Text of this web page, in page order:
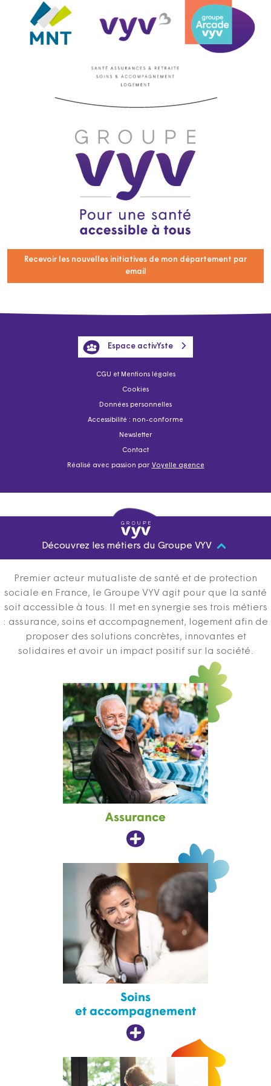
Recevoir les nouvelles initiatives de mon département par
email
CGU et Mentions légales
Cookies
Données personnelles
Accessibilité : non-conforme
Newsletter
Contact
Réalisé avec passion par Voyelle agence
Espace activYste
Découvrez les métiers du Groupe VYV
Premier acteur mutualiste de santé et de protection
sociale en France, le Groupe VYV agit pour que la santé
soit accessible à tous. Il met en synergie ses trois métiers
: assurance, soins et accompagnement, logement afin de
proposer des solutions concrètes, innovantes et
solidaires et avoir un impact positif sur la société.
Assurance
Soins
et accompagnement